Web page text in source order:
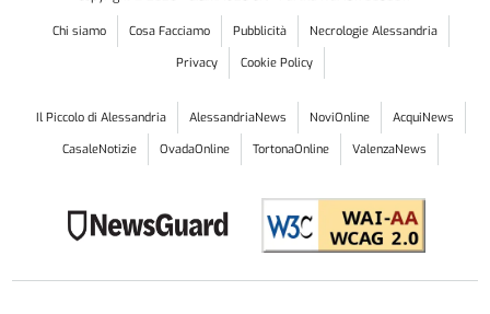
Chi siamo Cosa Facciamo Pubblicità
Necrologie Alessandria
Privacy
Cookie Policy
Il Piccolo di Alessandria AlessandriaNews NoviOnline
AcquiNews
CasaleNotizie
OvadaOnline TortonaOnline ValenzaNews